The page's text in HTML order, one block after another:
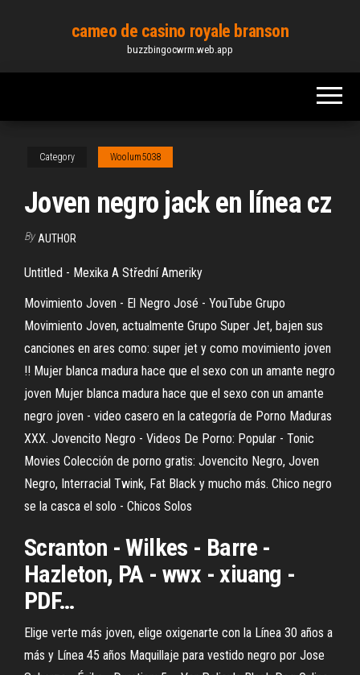
content
cameo de casino royale branson
buzzbingocwrm.web.app
Category Woolum5038
Joven negro jack en línea cz
By AUTHOR
Untitled - Mexika A Střední Ameriky
Movimiento Joven - El Negro José - YouTube Grupo
Movimiento Joven, actualmente Grupo Super Jet, bajen sus
canciones en ares como: super jet y como movimiento joven
!! Mujer blanca madura hace que el sexo con un amante negro
joven Mujer blanca madura hace que el sexo con un amante
negro joven - video casero en la categoría de Porno Maduras
XXX. Jovencito Negro - Videos De Porno: Popular - Tonic
Movies Colección de porno gratis: Jovencito Negro, Joven
Negro, Interracial Twink, Fat Black y mucho más. Chico negro
se la casca el solo - Chicos Solos
Scranton - Wilkes - Barre -
Hazleton, PA - wwx - xiuang -
PDF…
Elige verte más joven, elige oxigenarte con la Línea 30 años a
más y Línea 45 años Maquillaje para vestido negro por Jose